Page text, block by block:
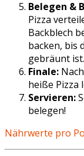
Belegen &
Pizza
Backblech
backen, bis
gebräunt ist.
Finale:
heiße Pizza
Servieren:
belegen!
Nährwerte pro